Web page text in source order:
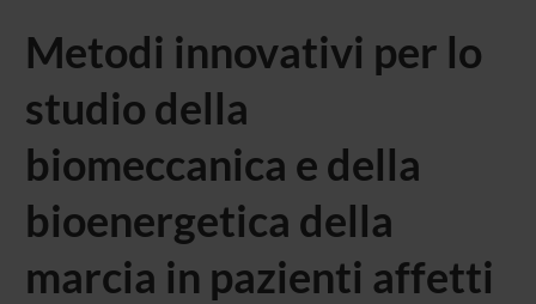
Metodi innovativi per lo
studio della
biomeccanica e della
bioenergetica della
marcia in pazienti affetti